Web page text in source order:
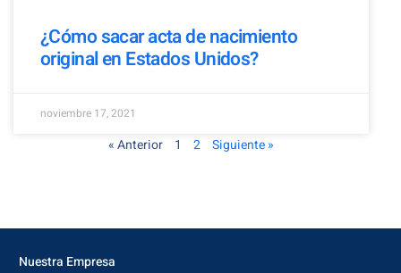
¿Cómo sacar acta de nacimiento
original en Estados Unidos?
noviembre 17, 2021
« Anterior 1 2 Siguiente »
Nuestra Empresa